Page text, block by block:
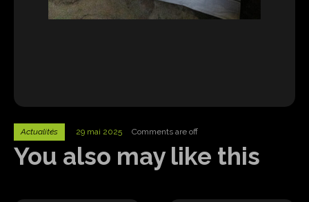
Actualités 29 mai 2025 Comments are off
You also may like this